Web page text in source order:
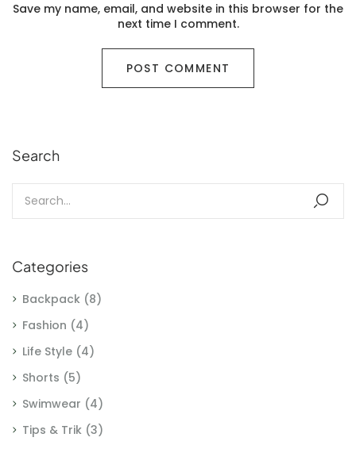
Search
Categories
Backpack (8)
Fashion (4)
Life Style (4)
Shorts (5)
Swimwear (4)
Tips & Trik (3)
Save my name, email, and website in this browser for the
next time I comment.